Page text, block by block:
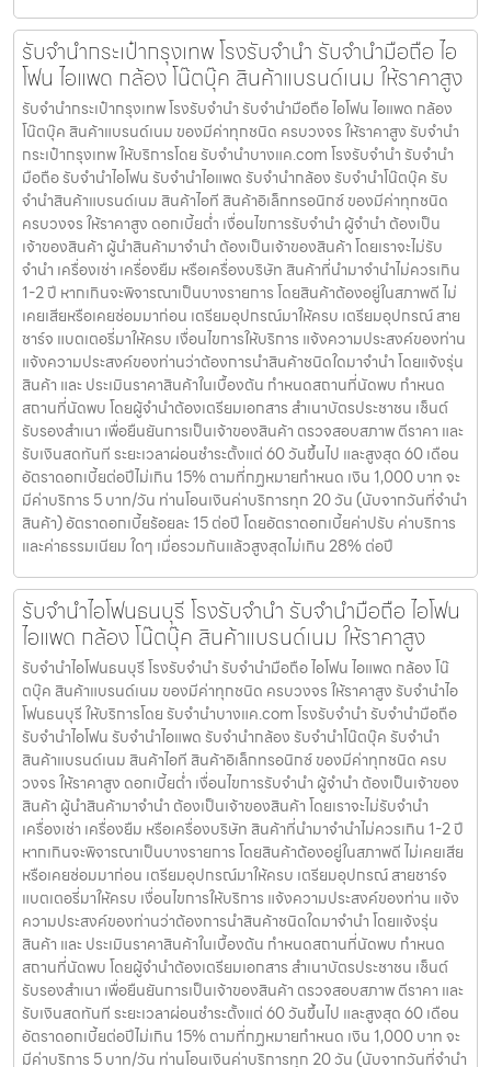
รับจำนำกระเป๋ากรุงเทพ โรงรับจำนำ รับจำนำมือถือ ไอ
โฟน ไอแพด กล้อง โน๊ตบุ๊ค สินค้าแบรนด์เนม ให้ราคาสูง
รับจำนำกระเป๋ากรุงเทพ โรงรับจำนำ รับจำนำมือถือ ไอโฟน ไอแพด กล้อง
โน๊ตบุ๊ค สินค้าแบรนด์เนม ของมีค่าทุกชนิด ครบวงจร ให้ราคาสูง รับจำนำ
กระเป๋ากรุงเทพ ให้บริการโดย รับจํานําบางแค.com โรงรับจำนำ รับจำนำ
มือถือ รับจำนำไอโฟน รับจำนำไอแพด รับจำนำกล้อง รับจำนำโน๊ตบุ๊ค รับ
จำนำสินค้าแบรนด์เนม สินค้าไอที สินค้าอิเล็กทรอนิกซ์ ของมีค่าทุกชนิด
ครบวงจร ให้ราคาสูง ดอกเบี้ยต่ำ เงื่อนไขการรับจำนำ ผู้จำนำ ต้องเป็น
เจ้าของสินค้า ผู้นำสินค้ามาจำนำ ต้องเป็นเจ้าของสินค้า โดยเราจะไม่รับ
จำนำ เครื่องเช่า เครื่องยืม หรือเครื่องบริษัท สินค้าที่นำมาจำนำไม่ควรเกิน
1-2 ปี หากเกินจะพิจารณาเป็นบางรายการ โดยสินค้าต้องอยู่ในสภาพดี ไม่
เคยเสียหรือเคยซ่อมมาก่อน เตรียมอุปกรณ์มาให้ครบ เตรียมอุปกรณ์ สาย
ชาร์จ แบตเตอรี่มาให้ครบ เงื่อนไขการให้บริการ แจ้งความประสงค์ของท่าน
แจ้งความประสงค์ของท่านว่าต้องการนำสินค้าชนิดใดมาจำนำ โดยแจ้งรุ่น
สินค้า และ ประเมินราคาสินค้าในเบื้องต้น กำหนดสถานที่นัดพบ กำหนด
สถานที่นัดพบ โดยผู้จำนำต้องเตรียมเอกสาร สำเนาบัตรประชาชน เซ็นต์
รับรองสำเนา เพื่อยืนยันการเป็นเจ้าของสินค้า ตรวจสอบสภาพ ตีราคา และ
รับเงินสดทันที ระยะเวลาผ่อนชำระตั้งแต่ 60 วันขึ้นไป และสูงสุด 60 เดือน
อัตราดอกเบี้ยต่อปีไม่เกิน 15% ตามที่กฏหมายกำหนด เงิน 1,000 บาท จะ
มีค่าบริการ 5 บาท/วัน ท่านโอนเงินค่าบริการทุก 20 วัน (นับจากวันที่จำนำ
สินค้า) อัตราดอกเบี้ยร้อยละ 15 ต่อปี โดยอัตราดอกเบี้ยค่าปรับ ค่าบริการ
และค่าธรรมเนียม ใดๆ เมื่อรวมกันแล้วสูงสุดไม่เกิน 28% ต่อปี
รับจำนำไอโฟนธนบุรี โรงรับจำนำ รับจำนำมือถือ ไอโฟน
ไอแพด กล้อง โน๊ตบุ๊ค สินค้าแบรนด์เนม ให้ราคาสูง
รับจำนำไอโฟนธนบุรี โรงรับจำนำ รับจำนำมือถือ ไอโฟน ไอแพด กล้อง โน๊
ตบุ๊ค สินค้าแบรนด์เนม ของมีค่าทุกชนิด ครบวงจร ให้ราคาสูง รับจำนำไอ
โฟนธนบุรี ให้บริการโดย รับจํานําบางแค.com โรงรับจำนำ รับจำนำมือถือ
รับจำนำไอโฟน รับจำนำไอแพด รับจำนำกล้อง รับจำนำโน๊ตบุ๊ค รับจำนำ
สินค้าแบรนด์เนม สินค้าไอที สินค้าอิเล็กทรอนิกซ์ ของมีค่าทุกชนิด ครบ
วงจร ให้ราคาสูง ดอกเบี้ยต่ำ เงื่อนไขการรับจำนำ ผู้จำนำ ต้องเป็นเจ้าของ
สินค้า ผู้นำสินค้ามาจำนำ ต้องเป็นเจ้าของสินค้า โดยเราจะไม่รับจำนำ
เครื่องเช่า เครื่องยืม หรือเครื่องบริษัท สินค้าที่นำมาจำนำไม่ควรเกิน 1-2 ปี
หากเกินจะพิจารณาเป็นบางรายการ โดยสินค้าต้องอยู่ในสภาพดี ไม่เคยเสีย
หรือเคยซ่อมมาก่อน เตรียมอุปกรณ์มาให้ครบ เตรียมอุปกรณ์ สายชาร์จ
แบตเตอรี่มาให้ครบ เงื่อนไขการให้บริการ แจ้งความประสงค์ของท่าน แจ้ง
ความประสงค์ของท่านว่าต้องการนำสินค้าชนิดใดมาจำนำ โดยแจ้งรุ่น
สินค้า และ ประเมินราคาสินค้าในเบื้องต้น กำหนดสถานที่นัดพบ กำหนด
สถานที่นัดพบ โดยผู้จำนำต้องเตรียมเอกสาร สำเนาบัตรประชาชน เซ็นต์
รับรองสำเนา เพื่อยืนยันการเป็นเจ้าของสินค้า ตรวจสอบสภาพ ตีราคา และ
รับเงินสดทันที ระยะเวลาผ่อนชำระตั้งแต่ 60 วันขึ้นไป และสูงสุด 60 เดือน
อัตราดอกเบี้ยต่อปีไม่เกิน 15% ตามที่กฏหมายกำหนด เงิน 1,000 บาท จะ
มีค่าบริการ 5 บาท/วัน ท่านโอนเงินค่าบริการทุก 20 วัน (นับจากวันที่จำนำ